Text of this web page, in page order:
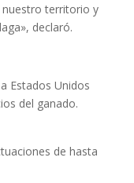
territorio y
declaró.
Estados Unidos
del ganado.
de hasta